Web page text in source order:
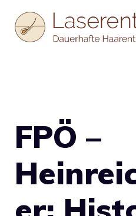
Inhalt
springen
FPÖ –